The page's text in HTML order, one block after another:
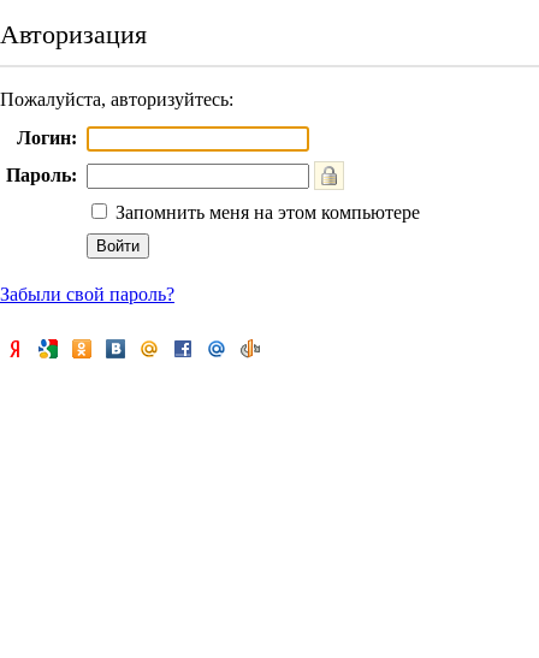
Авторизация
Пожалуйста, авторизуйтесь:
Логин:
Пароль:
Запомнить меня на этом компьютере
Забыли свой пароль?